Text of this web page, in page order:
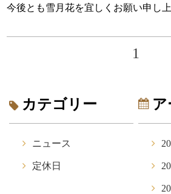
今後とも雪月花を宜しくお願い申し上
1
カテゴリー
ニュース
定休日